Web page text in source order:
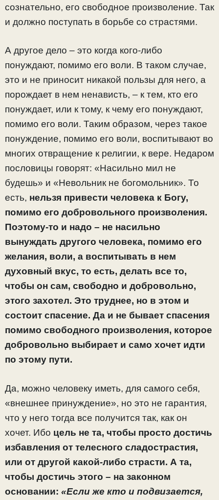
сознательно, его свободное произволение. Так
и должно поступать в борьбе со страстями.
А другое дело – это когда кого-либо
понуждают, помимо его воли. В таком случае,
это и не приносит никакой пользы для него, а
порождает в нем ненависть, – к тем, кто его
понуждает, или к тому, к чему его понуждают,
помимо его воли. Таким образом, через такое
понуждение, помимо его воли, воспитывают во
многих отвращение к религии, к вере. Недаром
пословицы говорят: «Насильно мил не
будешь» и «Невольник не богомольник». То
есть, нельзя привести человека к Богу,
помимо его добровольного произволения.
Поэтому-то и надо – не насильно
вынуждать другого человека, помимо его
желания, воли, а воспитывать в нем
духовный вкус, то есть, делать все то,
чтобы он сам, свободно и добровольно,
этого захотел. Это труднее, но в этом и
состоит спасение. Да и не бывает спасения
помимо свободного произволения, которое
добровольно выбирает и само хочет идти
по этому пути.
Да, можно человеку иметь, для самого себя,
«внешнее принуждение», но это не гарантия,
что у него тогда все получится так, как он
хочет. Ибо цель не та, чтобы просто достичь
избавления от телесного сладострастия,
или от другой какой-либо страсти. А та,
чтобы достичь этого – на законном
основании: «Если же кто и подвизается,